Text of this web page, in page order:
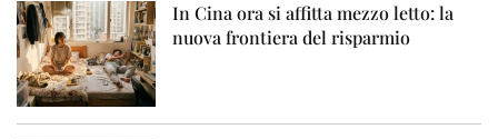
In Cina ora si affitta mezzo letto: la
nuova frontiera del risparmio